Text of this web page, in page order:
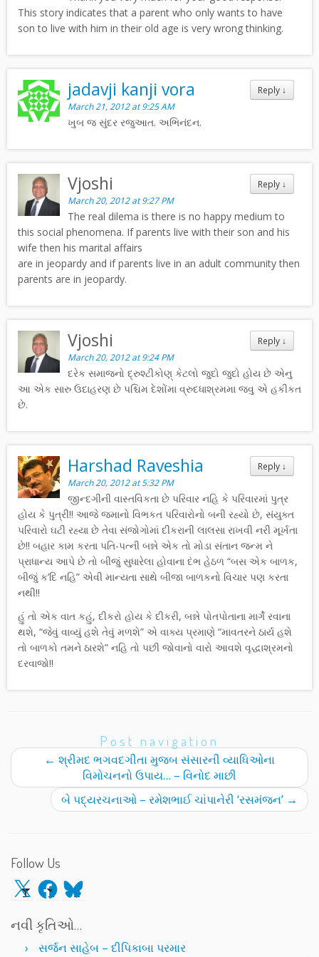
This story indicates that a parent who only wants to have
son to live with him in their old age is very wrong thinking.
Reply ↓
jadavji kanji vora
March 21, 2012 at 9:25 AM
ખુબ જ સુંદર રજુઆત. અભિનંદન.
Reply ↓
Vjoshi
March 20, 2012 at 9:27 PM
The real dilema is there is no happy medium to
this social phenomena. If parents live with their son and his
wife then his marital affairs
are in jeopardy and if parents live in an adult community then
parents are in jeopardy.
Reply ↓
Vjoshi
March 20, 2012 at 9:24 PM
દરેક સમાજનો દ્રુશ્ટીકોણ્ કેટલો જુદો જુદો હોય છે એનુ
આ એક સારુ ઉદાહરણ છે પશ્ચિમ દેશોંમા વ્રુદધાશ્રમમા જવુ એ હકીકત
છે.
Reply ↓
Harshad Raveshia
March 20, 2012 at 5:32 PM
જીન્દગીની વાસ્તવિકતા છે પરિવાર નહિ કે પરિવારમાં પુત્ર
હોય કે પુત્રી!! આજે જમાનો વિભકત પરિવારોનો બની રહ્યો છે, સંયુક્ત
પરિવારો ઘટી રહ્યા છે તેવા સંજોગોમાં દીકરાની લાલસા રાખવી નરી મૂર્ખતા
છે!! બહાર કામ કરતા પતિ-પત્ની બન્ને એક તો મોડા સંતાન જન્મ ને
પ્રાધાન્ય આપે છે તો બીજું સુધારેલા હોવાના દંભ હેઠળ “બસ એક બાળક,
બીજું ક’દિ નહિ” એવી માન્યતા સાથે બીજા બાળકનો વિચાર પણ કરતા
નથી!!
હું તો એક વાત કહું, દીકરો હોય કે દીકરી, બન્ને પોતપોતાના માર્ગે રવાના
થશે, “જેવું વાવ્યું હશે તેવું મળશે” એ વાક્ય પ્રમાણે “માવતરને ઠાર્ય હશે
તો બાળકો તમને ઠારશે” નહિ તો પછી જોવાનો વારો આવશે વૃદ્ધાશ્રમનો
દરવાજો!!
Post navigation
← શ્રીમદ ભગવદગીતા મુજબ સંસારની વ્યાધિઓના
વિમોચનનો ઉપાય… – વિનોદ માછી
બે પદ્યરચનાઓ – રમેશભાઈ ચાંપાનેરી ‘રસમંજન’ →
Follow Us
X Facebook
Bluesky
નવી કૃતિઓ…
સર્જન સાહેબ – દીપિકાબા પરમાર